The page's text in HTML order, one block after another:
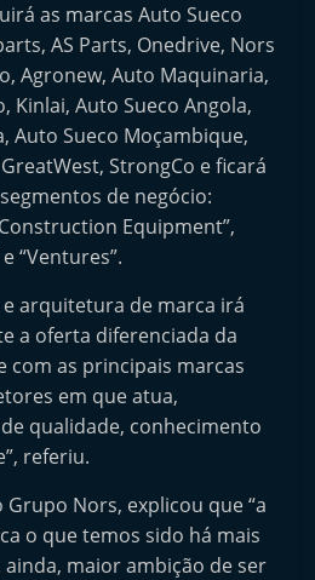
as marcas Auto Sueco
AS Parts, Onedrive, Nors
Agronew, Auto Maquinaria,
Kinlai, Auto Sueco Angola,
Auto Sueco Moçambique,
StrongCo e ficará
de negócio:
Equipment”,
“Ventures”.
e arquitetura de marca irá
a oferta diferenciada da
com as principais marcas
em que atua,
qualidade, conhecimento
referiu.
Grupo Nors, explicou que “a
o que temos sido há mais
ainda, maior ambição de ser